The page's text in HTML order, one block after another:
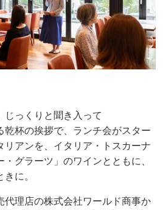
じっくりと聞き入って
乾杯の挨拶で、ランチ会がスター
リアンを、イタリア・トスカーナ
グラーツ」のワインとともに、
に。
代理店の株式会社ワールド商事か